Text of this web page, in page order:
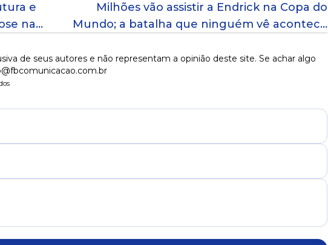
e
na
Milhões vão assistir a Endrick na Copa do
Mundo; a batalha que ninguém vê acontece
de seus autores e não representam a opinião deste site. Se achar algo